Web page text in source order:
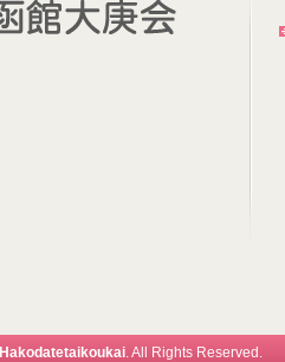
Hakodatetaikoukai. All Rights Reserved.